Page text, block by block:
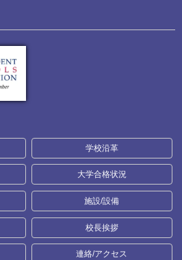
学校沿革
大学合格状況
施設/設備
校長挨拶
連絡/アクセス